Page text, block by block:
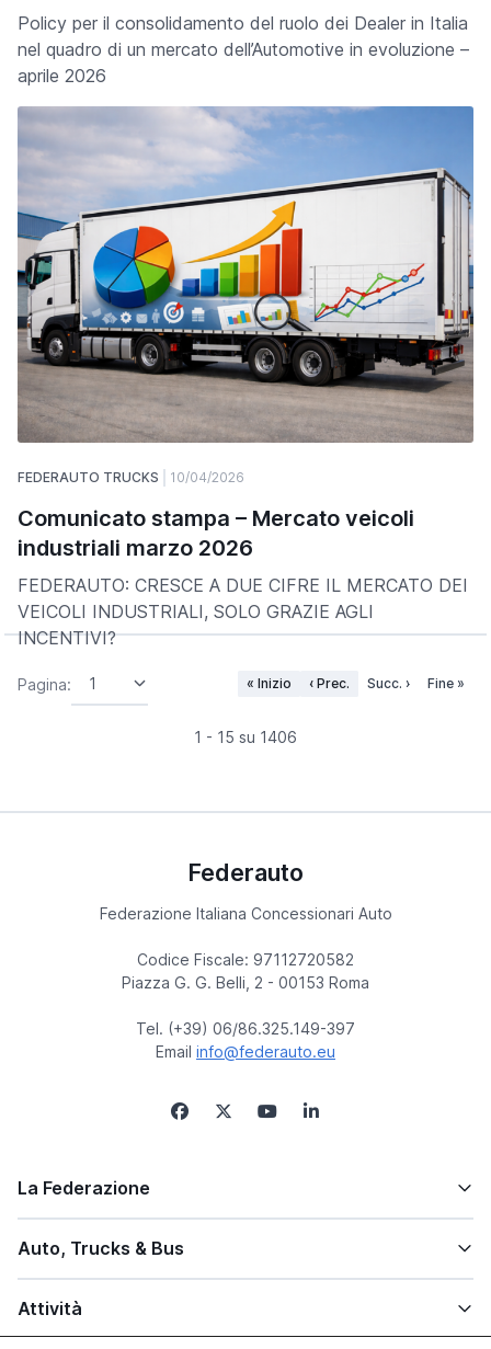
Policy per il consolidamento del ruolo dei Dealer in Italia
nel quadro di un mercato dell’Automotive in evoluzione –
aprile 2026
FEDERAUTO TRUCKS 10/04/2026
Comunicato stampa – Mercato veicoli
industriali marzo 2026
FEDERAUTO: CRESCE A DUE CIFRE IL MERCATO DEI
VEICOLI INDUSTRIALI, SOLO GRAZIE AGLI
INCENTIVI?
Pagina:
1 - 15 su 1406
« Inizio ‹ Prec. Succ. › Fine »
Federauto
Federazione Italiana Concessionari Auto
Codice Fiscale: 97112720582
Piazza G. G. Belli, 2 - 00153 Roma
Tel. (+39) 06/86.325.149-397
Email info@federauto.eu
La Federazione
Auto, Trucks & Bus
Attività